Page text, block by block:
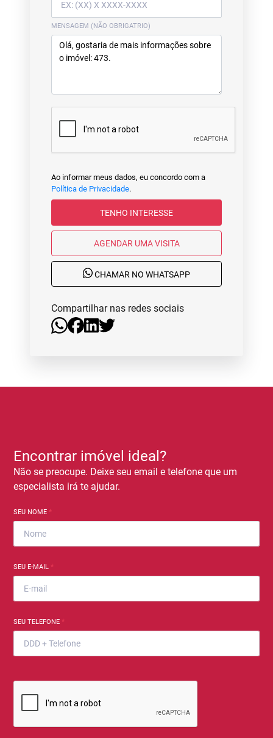
MENSAGEM (NÃO OBRIGATRIO)
Ao informar meus dados, eu concordo com a
Política de Privacidade.
TENHO INTERESSE
AGENDAR UMA VISITA
CHAMAR NO WHATSAPP
Compartilhar nas redes sociais
Encontrar imóvel ideal?
Não se preocupe. Deixe seu email e telefone que um
especialista irá te ajudar.
SEU NOME *
SEU E-MAIL *
SEU TELEFONE *